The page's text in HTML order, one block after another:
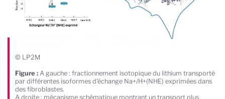
© LP2M
Figure : A gauche : fractionnement isotopique du lithium transporté
par différentes isoformes d'échange Na+/H+(NHE) exprimées dans
des fibroblastes.
A droite : mécanisme schématique montrant un transport plus